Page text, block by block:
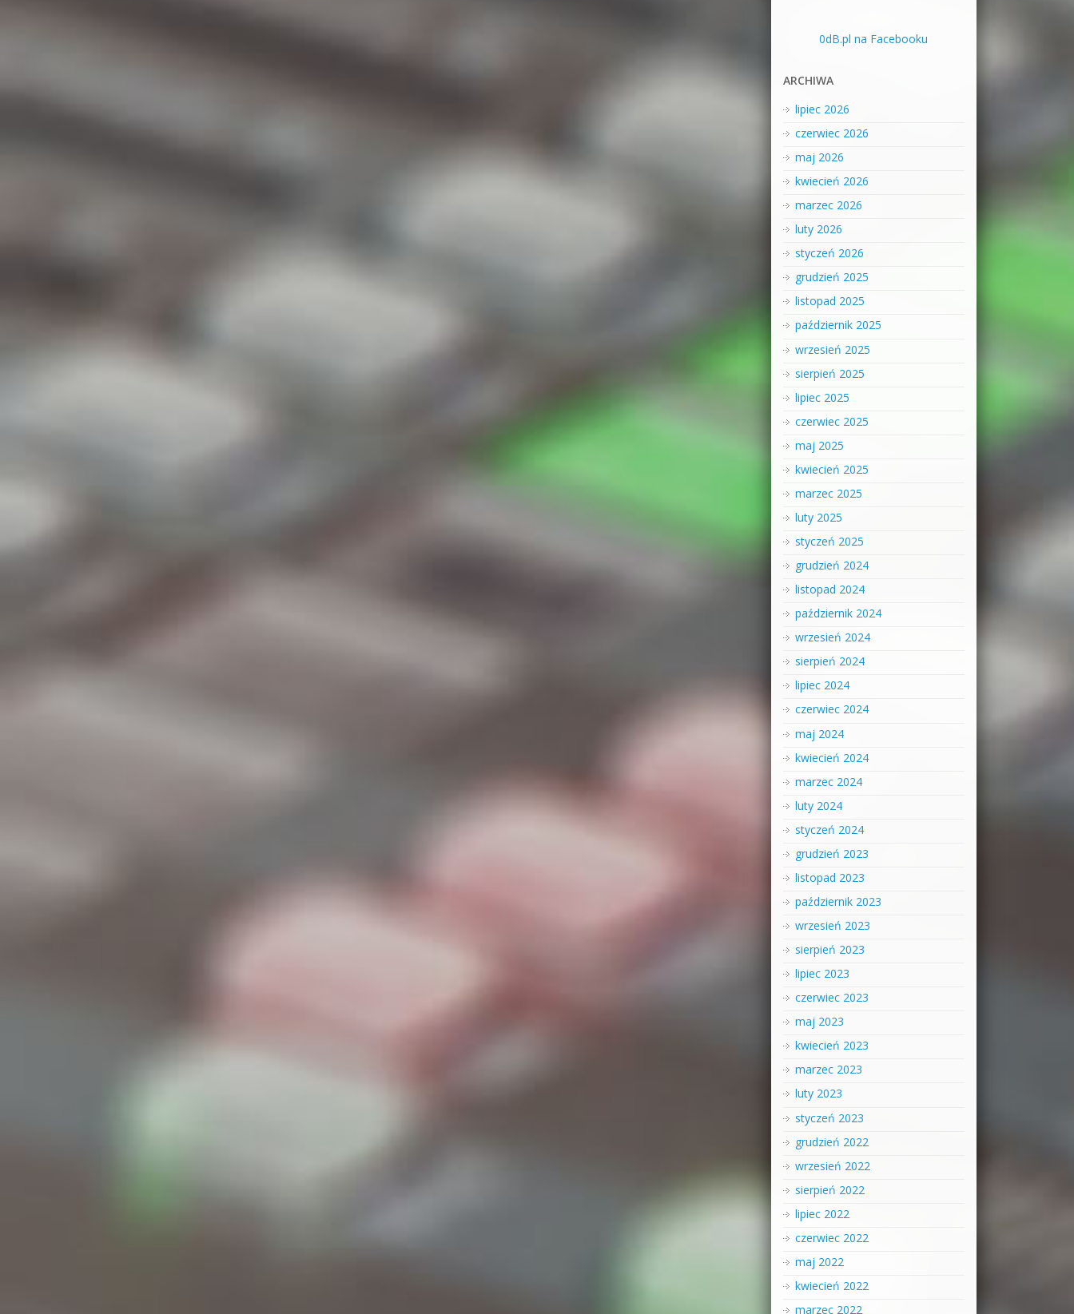
0dB.pl na Facebooku
ARCHIWA
lipiec 2026
czerwiec 2026
maj 2026
kwiecień 2026
marzec 2026
luty 2026
styczeń 2026
grudzień 2025
listopad 2025
październik 2025
wrzesień 2025
sierpień 2025
lipiec 2025
czerwiec 2025
maj 2025
kwiecień 2025
marzec 2025
luty 2025
styczeń 2025
grudzień 2024
listopad 2024
październik 2024
wrzesień 2024
sierpień 2024
lipiec 2024
czerwiec 2024
maj 2024
kwiecień 2024
marzec 2024
luty 2024
styczeń 2024
grudzień 2023
listopad 2023
październik 2023
wrzesień 2023
sierpień 2023
lipiec 2023
czerwiec 2023
maj 2023
kwiecień 2023
marzec 2023
luty 2023
styczeń 2023
grudzień 2022
wrzesień 2022
sierpień 2022
lipiec 2022
czerwiec 2022
maj 2022
kwiecień 2022
marzec 2022